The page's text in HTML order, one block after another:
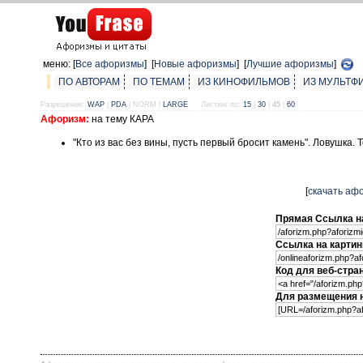
меню: [Все афоризмы] [Новые афоризмы] [Лучшие афоризмы]
ПО АВТОРАМ
ПО ТЕМАМ ИЗ КИНОФИЛЬМОВ ИЗ
Разрешение: WAP PDA | NORM | LARGE Листинг по: 15 30 45 60
Афоризм: на тему КАРА
"Кто из вас без вины, пусть первый бросит камень". Ловушка.
[скачать
Прямая Ссылка
Ссылка на
Код для веб-
Для размещения